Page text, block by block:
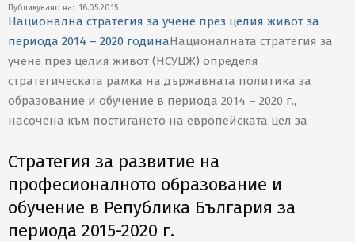
2015-
05-
16
Публикувано на: 16.05.2015
Национална стратегия за учене през целия живот за
периода 2014 – 2020 годинаНационалната стратегия за
учене през целия живот (НСУЦЖ) определя
стратегическата рамка на държавната политика за
образование и обучение в периода 2014 – 2020 г.,
насочена към постигането на европейската цел за
Стратегия за развитие на
професионалното образование и
обучение в Република България за
периода 2015-2020 г.